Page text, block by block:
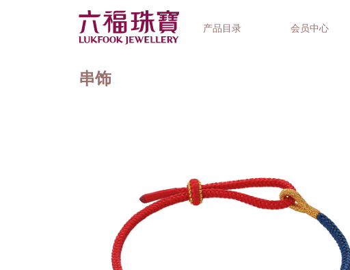
产品目录 会员中心
串饰